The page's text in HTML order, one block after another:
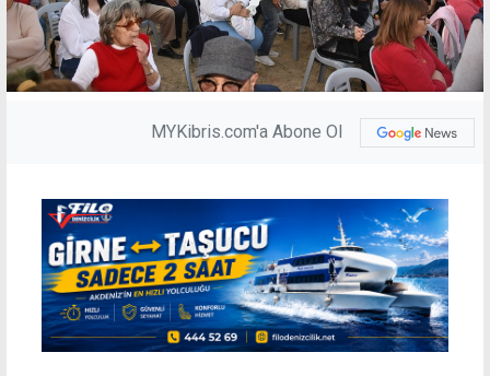
MYKibris.com'a Abone Ol